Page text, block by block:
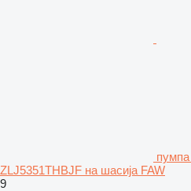
ZLJ5351THBJF на шасија FAW
9